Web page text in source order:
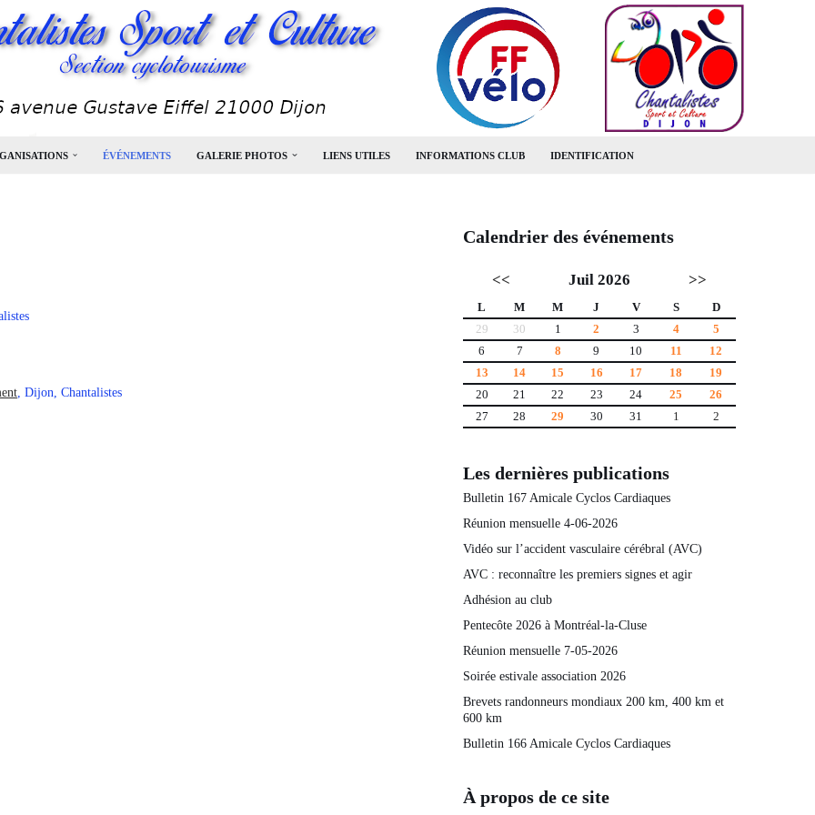
ÉVÉNEMENTS GALERIE PHOTOS LIENS UTILES INFORMATIONS CLUB IDENTIFICATION
, Dijon, Chantalistes
Calendrier des événements
<< Juil 2026 >>
L M M J V S
D
29
30 1 2 3 4
5
6
7 8 9 10 11
12
13
14 15 16 17 18
19
20
21 22 23 24 25
26
27
28 29 30 31 1 2
Les dernières publications
Bulletin 167 Amicale Cyclos Cardiaques
Réunion mensuelle 4-06-2026
Vidéo sur l’accident vasculaire cérébral (AVC)
AVC : reconnaître les premiers signes et agir
Adhésion au club
Pentecôte 2026 à Montréal-la-Cluse
Réunion mensuelle 7-05-2026
Soirée estivale association 2026
Brevets randonneurs mondiaux 200 km, 400 km et
600 km
Bulletin 166 Amicale Cyclos Cardiaques
À propos de ce site